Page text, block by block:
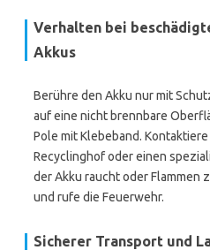
Verhalten bei
Akkus
Berühre den Akku nur mit
auf eine nicht brennbare
Pole mit Klebeband.
Recyclinghof oder einen
der Akku raucht oder Flammen
und rufe die Feuerwehr.
Sicherer Transport und